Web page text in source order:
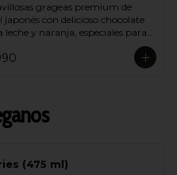
grageas premium de
japonés con delicioso chocolate
leche y naranja, especiales para
(475 ml)